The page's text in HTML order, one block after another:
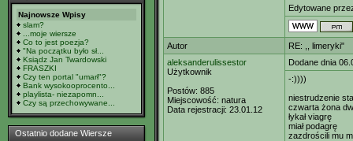
Najnowsze Wpisy
slam?
...moje wiersze
Co to jest poezja?
"Na początku było sł...
Ksiądz Jan Twardowski
FRASZKI
Czy ten portal "umarł"?
Bank wysokooprocento...
playlista- niezapomn...
Czy są przechowywane...
Ostatnio dodane Wiersze
Edytowane
Autor
RE: ,, limeryki"
aleksanderulissestor
Użytkownik
Postów: 885
Miejscowość: natura
Data rejestracji: 23.01.12
Dodane dnia
-:))))
niestrudzenie
czwarta żona
łykał viagrę
miał podagrę
zazdrościli mu